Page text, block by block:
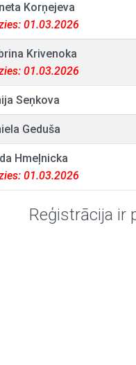
Korņejeva
01.03.2026
Krivenoka
01.03.2026
Seņkova
Geduša
Hmeļnicka
01.03.2026
Reģistrācija ir